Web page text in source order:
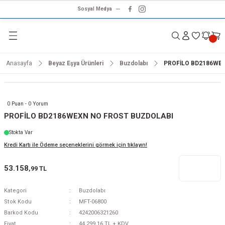
Sosyal Medya
Geri Dön
Geri Dön
Geri Dön
Ürünleri
Geri Dön
& Ses Sistemleri
Geri Dön
Geri Dön
Geri Dön
Anasayfa Beyaz Eşya Ürünleri Buzdolabı PROFİLO
0 Puan - 0 Yorum
PROFİLO BD2186WEXN NO FROST BUZDOLABI
Stokta Var
Kredi Kartı ile Ödeme seçeneklerini görmek için tıklayın!
53.158,99 TL
Kategori
Buzdolabı
Stok Kodu
MFT-06800
Barkod Kodu
4242006321260